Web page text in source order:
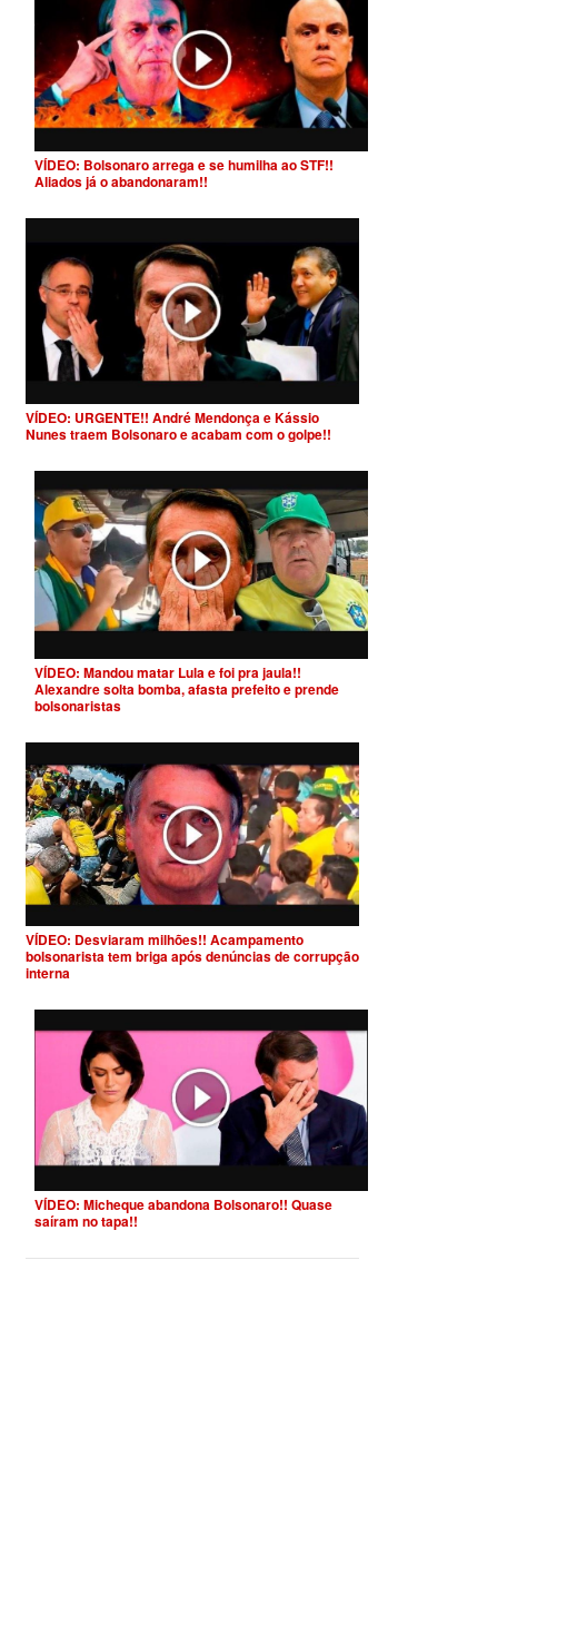
VÍDEO: Bolsonaro arrega e se humilha ao STF!!
Aliados já o abandonaram!!
VÍDEO: URGENTE!! André Mendonça e Kássio
Nunes traem Bolsonaro e acabam com o golpe!!
VÍDEO: Mandou matar Lula e foi pra jaula!!
Alexandre solta bomba, afasta prefeito e prende
bolsonaristas
VÍDEO: Desviaram milhões!! Acampamento
bolsonarista tem briga após denúncias de corrupção
interna
VÍDEO: Micheque abandona Bolsonaro!! Quase
saíram no tapa!!